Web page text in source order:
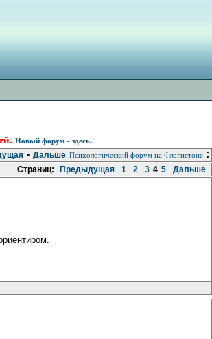
Новый форум - здесь.
Психологический форум на Флогистоне :
• Дальше
Страниц:
Предыдущая 1 2 3 4 5 Дальше